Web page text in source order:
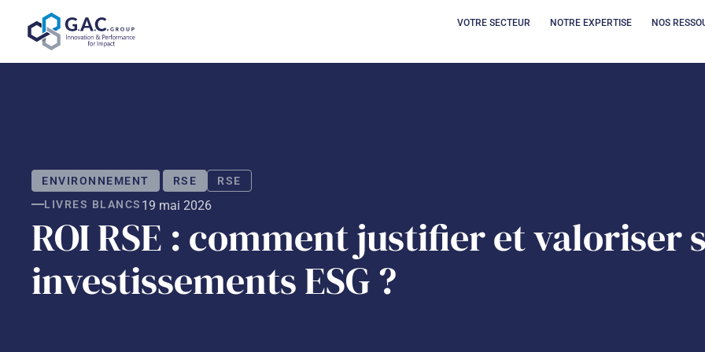
contenu
VOTRE SECTEUR OUVRIR VOTRE
NOTRE EXPERTISE NOS
ENVIRONNEMENT RSE
RSE
LIVRES BLANCS 19 mai 2026
ROI RSE : comment justifier et valoriser
investissements ESG ?